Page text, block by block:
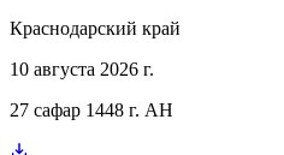
Краснодарский край
10 августа 2026 г.
27 сафар 1448 г. AH